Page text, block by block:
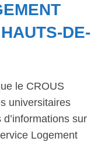
DE-
le CROUS
universitaires
sur
Logement